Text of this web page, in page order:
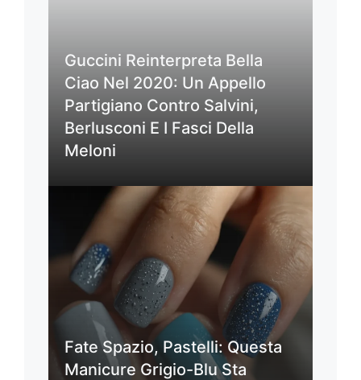
Guccini Reinterpreta Bella
Ciao Nel 2020: Un Appello
Partigiano Contro Salvini,
Berlusconi E I Fasci Della
Meloni
Fate Spazio, Pastelli: Questa
Manicure Grigio-Blu Sta